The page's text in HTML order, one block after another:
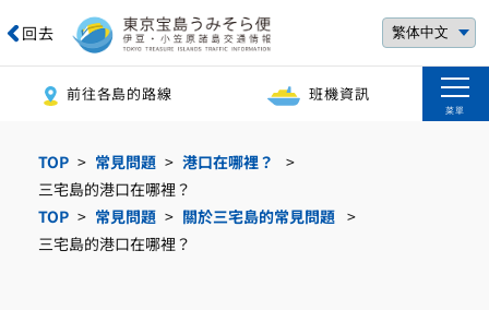
回去
前往各島的路線 班機資訊
菜單
TOP 常見問題
港口在哪裡？
三宅島的港口在哪裡？
TOP
常見問題
關於三宅島的常見問題
三宅島的港口在哪裡？